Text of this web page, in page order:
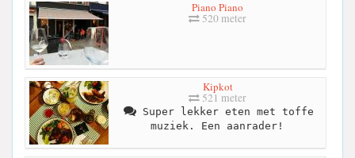
Piano Piano
520 meter
Kipkot
521 meter
Super lekker eten met toffe
muziek. Een aanrader!